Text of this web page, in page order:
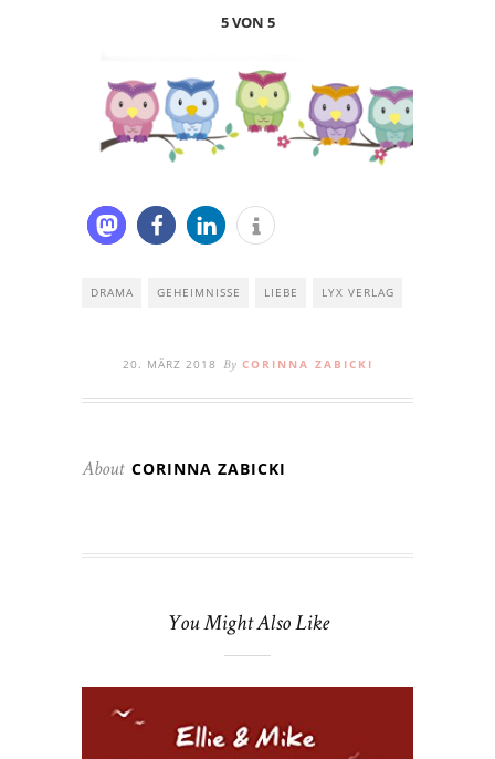
5 VON 5
DRAMA GEHEIMNISSE LIEBE LYX VERLAG
20. MÄRZ 2018 By CORINNA ZABICKI
About CORINNA ZABICKI
You Might Also Like